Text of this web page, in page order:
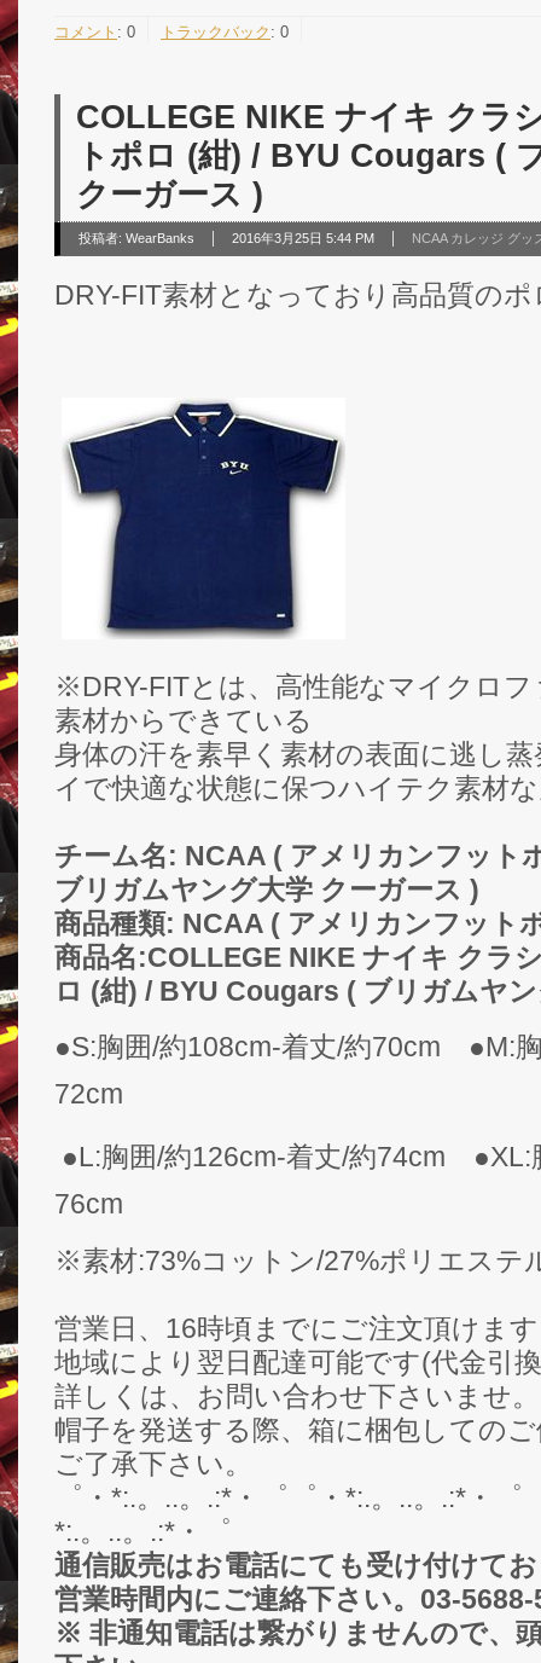
コメント : 0 トラックバック : 0
COLLEGE NIKE ナイキ クラ
トポロ (紺) / BYU Cougars (
クーガース )
投稿者: WearBanks 2016年3月25日 5:44 PM NCAA カレッジ グッ
DRY-FIT素材となっており高品質の
※DRY-FITとは、高性能なマイクロ
素材からできている
身体の汗を素早く素材の表面に逃し
イで快適な状態に保つハイテク素材
チーム名: NCAA ( アメリカンフット
ブリガムヤング大学 クーガース )
商品種類: NCAA ( アメリカンフット
商品名:COLLEGE NIKE ナイキ クラ
ロ (紺) / BYU Cougars ( ブリガムヤ
●S:胸囲/約108cm-着丈/約70cm ●M:
72cm
●L:胸囲/約126cm-着丈/約74cm ●XL:
76cm
※素材:73%コットン/27%ポリエステ
営業日、16時頃までにご注文頂けま
地域により翌日配達可能です(代金引
詳しくは、お問い合わせ下さいませ。
帽子を発送する際、箱に梱包しての
ご了承下さい。
゜・*:.。..。.:*・゜゜・*:.。..。.:*・
*:.。..。.:*・゜
通信販売はお電話にても受け付けて
営業時間内にご連絡下さい。03-5688-
※ 非通知電話は繋がりませんので、